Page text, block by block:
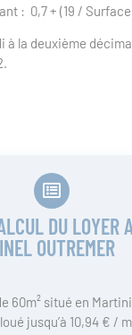
: 0,7 + (19 /
à la deuxième
DU LOYER
OUTREMER
60m² situé en
jusqu’à 10,94 € /